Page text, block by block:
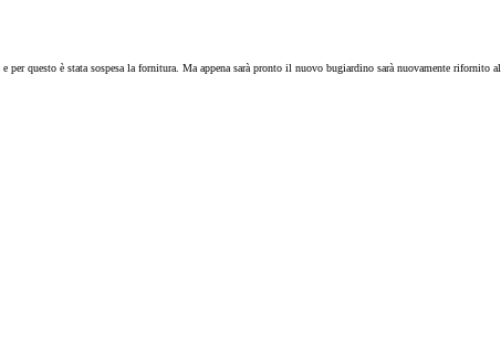
questo è stata sospesa la fornitura. Ma appena sarà pronto il nuovo bugiardino sarà nuovamente rifornito